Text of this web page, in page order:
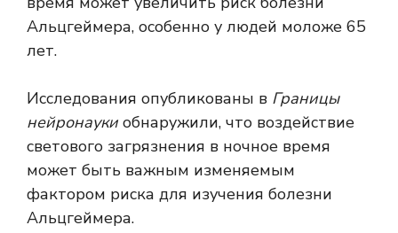
Альцгеймера, особенно у людей моложе 65
лет.
Исследования опубликованы в Границы
нейронаукиобнаружили, что воздействие
светового загрязнения в ночное время
может быть важным изменяемым
фактором риска для изучения болезни
Альцгеймера.